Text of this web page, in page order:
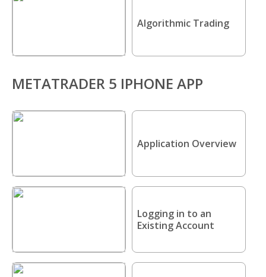
Algorithmic Trading
METATRADER 5 IPHONE APP
Application Overview
Logging in to an
Existing Account